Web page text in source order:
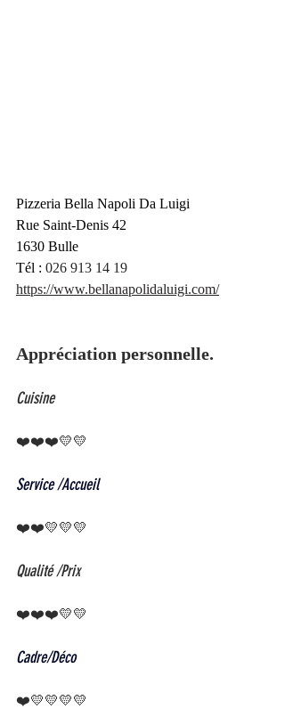
Pizzeria Bella Napoli Da Luigi
Rue Saint-Denis 42
1630 Bulle
Tél : 026 913 14 19
https://www.bellanapolidaluigi.com/
Appréciation personnelle.
Cuisine
❤️❤️❤️💛💛
Service /Accueil
❤️❤️💛💛💛
Qualité /Prix
❤️❤️❤️💛💛
Cadre/Déco
❤️💛💛💛💛